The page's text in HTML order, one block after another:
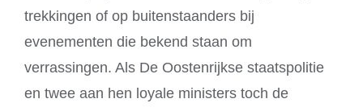
trekkingen of op buitenstaanders bij
evenementen die bekend staan om
verrassingen. Als De Oostenrijkse staatspolitie
en twee aan hen loyale ministers toch de